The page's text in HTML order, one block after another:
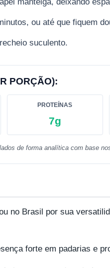
manteiga, deixando
ou até que fiquem
suculento.
PORÇÃO):
PROTEÍNAS
7g
de forma analítica com base
no Brasil por sua
forte em padarias e